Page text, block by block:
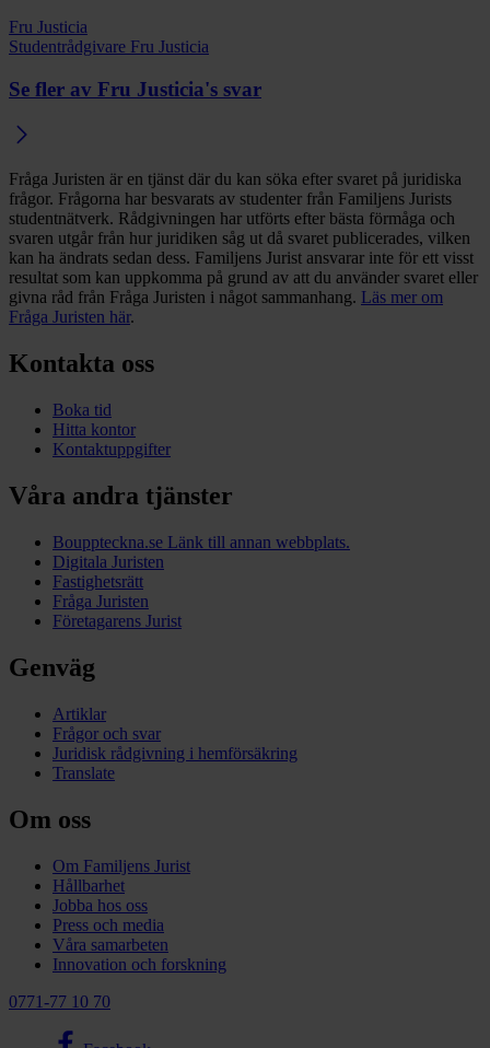
Fru Justicia
Studentrådgivare Fru Justicia
Se fler av Fru Justicia's svar
Fråga Juristen är en tjänst där du kan söka efter svaret på juridiska
frågor. Frågorna har besvarats av studenter från Familjens Jurists
studentnätverk. Rådgivningen har utförts efter bästa förmåga och
svaren utgår från hur juridiken såg ut då svaret publicerades, vilken
kan ha ändrats sedan dess. Familjens Jurist ansvarar inte för ett visst
resultat som kan uppkomma på grund av att du använder svaret eller
givna råd från Fråga Juristen i något sammanhang. Läs mer om
Fråga Juristen här.
Kontakta oss
Boka tid
Hitta kontor
Kontaktuppgifter
Våra andra tjänster
Bouppteckna.se Länk till annan webbplats.
Digitala Juristen
Fastighetsrätt
Fråga Juristen
Företagarens Jurist
Genväg
Artiklar
Frågor och svar
Juridisk rådgivning i hemförsäkring
Translate
Om oss
Om Familjens Jurist
Hållbarhet
Jobba hos oss
Press och media
Våra samarbeten
Innovation och forskning
0771-77 10 70